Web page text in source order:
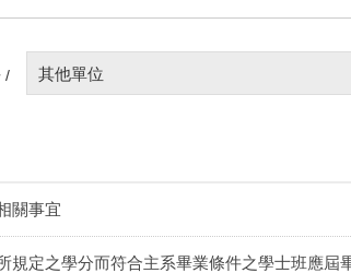
/ 其他單位
關事宜
規定之學分而符合主系畢業條件之學士班應屆